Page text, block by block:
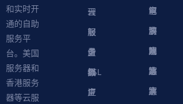
和实时开
通的自助
服务平
台。美国
服务器和
香港服务
器等云服
理
服
务
器
云
服
务
器
轻
量
级
应
虚
拟
主
SSL
证
解
决
方
案
育
解
决
方
案
电
商
解
决
方
游
戏
解
决
网
站
解